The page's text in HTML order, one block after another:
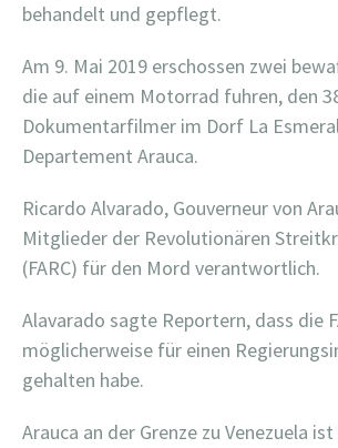
behandelt und gepflegt.
Am 9. Mai 2019 erschossen zwei
die auf einem Motorrad fuhren, den
Dokumentarfilmer im Dorf La
Departement Arauca.
Ricardo Alvarado, Gouverneur von
Mitglieder der Revolutionären
(FARC) für den Mord verantwortlich.
Alavarado sagte Reportern, dass die
möglicherweise für einen
gehalten habe.
Arauca an der Grenze zu Venezuela